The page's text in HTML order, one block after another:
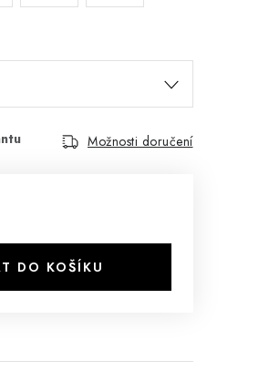
Možnosti doručení
DO KOŠÍKU